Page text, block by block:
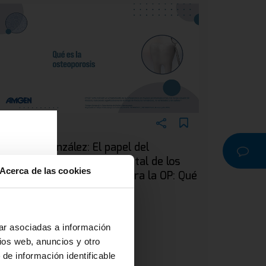
Acerca de las cookies
asociadas a información
web, anuncios y otro
información identificable
y
Silvia González: El papel del
en el manejo dental de los
en tratamiento para la OP: Qué
la osteoporosis